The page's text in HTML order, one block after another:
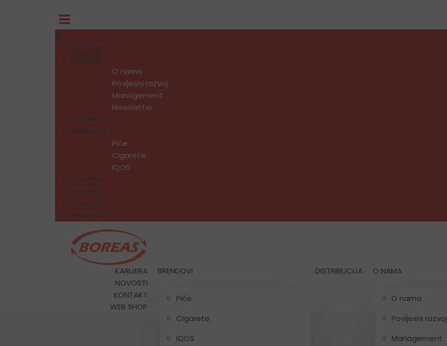
POČETNA
O NAMA
O nama
Povijesni razvoj
Management
Newsletter
DISTRIBUCIJA
BRENDOVI
Piće
Cigarete
IQOS
KARIJERA
NOVOSTI
KONTAKT
WEB SHOP
O NAMA
O nama
Povijesni razvoj
Management
DISTRIBUCIJA
BRENDOVI
Piće
Cigarete
IQOS
KARIJERA
NOVOSTI
KONTAKT
WEB SHOP